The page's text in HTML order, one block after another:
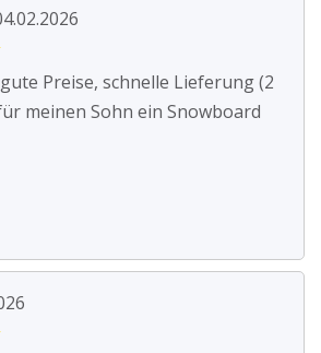
Preise, schnelle Lieferung (2
meinen Sohn ein Snowboard